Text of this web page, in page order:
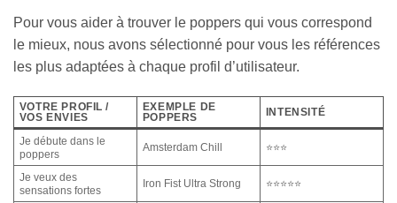
Pour vous aider à trouver le poppers qui vous correspond
le mieux, nous avons sélectionné pour vous les références
les plus adaptées à chaque profil d’utilisateur.
VOTRE PROFIL /
VOS ENVIES
EXEMPLE DE
POPPERS
INTENSITÉ
Je débute dans le
poppers
Amsterdam Chill ⭐⭐⭐
Je veux des
sensations fortes
Iron Fist Ultra Strong ⭐⭐⭐⭐⭐